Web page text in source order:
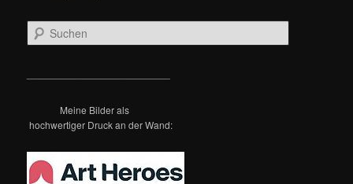
u
Meine Bilder als
hochwertiger Druck an der Wand: